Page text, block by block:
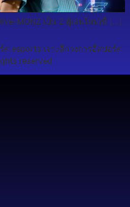
MONZ เป็น 2 ผู้เล่นใหม่เพื่ […]
esports เจาะลึกวงการอีสปอร์ต
reserved